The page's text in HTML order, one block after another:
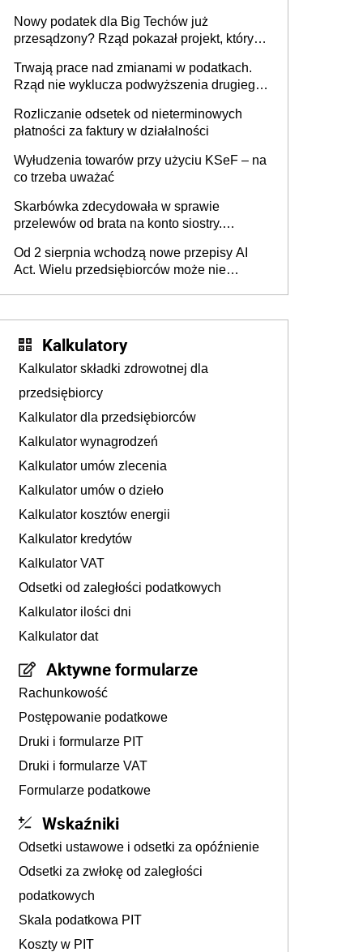
Nowy podatek dla Big Techów już
przesądzony? Rząd pokazał projekt, który
Trwają prace nad zmianami w podatkach.
Rząd nie wyklucza podwyższenia drugiego
Rozliczanie odsetek od nieterminowych
płatności za faktury w działalności
Wyłudzenia towarów przy użyciu KSeF – na
co trzeba uważać
Skarbówka zdecydowała w sprawie
przelewów od brata na konto siostry.
darowizna, ale podatku jednak nie będzie
Od 2 sierpnia wchodzą nowe przepisy AI
Act. Wielu przedsiębiorców może nie
Kalkulatory
Kalkulator składki zdrowotnej dla
przedsiębiorcy
Kalkulator dla przedsiębiorców
Kalkulator wynagrodzeń
Kalkulator umów zlecenia
Kalkulator umów o dzieło
Kalkulator kosztów energii
Kalkulator kredytów
Kalkulator VAT
Odsetki od zaległości podatkowych
Kalkulator ilości dni
Kalkulator dat
Aktywne formularze
Rachunkowość
Postępowanie podatkowe
Druki i formularze PIT
Druki i formularze VAT
Formularze podatkowe
Wskaźniki
Odsetki ustawowe i odsetki za opóźnienie
Odsetki za zwłokę od zaległości
podatkowych
Skala podatkowa PIT
Koszty w PIT